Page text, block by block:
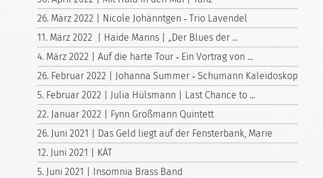
26. März 2022 | Nicole Johänntgen ‑ Trio Lavendel
11. März 2022 | Haide Manns | „Der Blues der ...
4. März 2022 | Auf die harte Tour ‑ Ein Vortrag von ...
26. Februar 2022 | Johanna Summer ‑ Schumann Kaleidoskop
5. Februar 2022 | Julia Hülsmann | Last Chance to ...
22. Januar 2022 | Fynn Großmann Quintett
26. Juni 2021 | Das Geld liegt auf der Fensterbank, Marie
12. Juni 2021 | KÄT
5. Juni 2021 | Insomnia Brass Band